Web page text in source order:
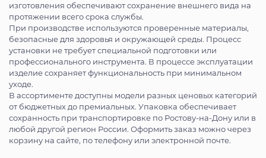
изготовления обеспечивают сохранение внешнего вида на
протяжении всего срока службы.
При производстве используются проверенные материалы,
безопасные для здоровья и окружающей среды. Процесс
установки не требует специальной подготовки или
профессионального инструмента. В процессе эксплуатации
изделие сохраняет функциональность при минимальном
уходе.
В ассортименте доступны модели разных ценовых категорий
от бюджетных до премиальных. Упаковка обеспечивает
сохранность при транспортировке по Ростову-на-Дону или в
любой другой регион России. Оформить заказ можно через
корзину на сайте, по телефону или электронной почте.